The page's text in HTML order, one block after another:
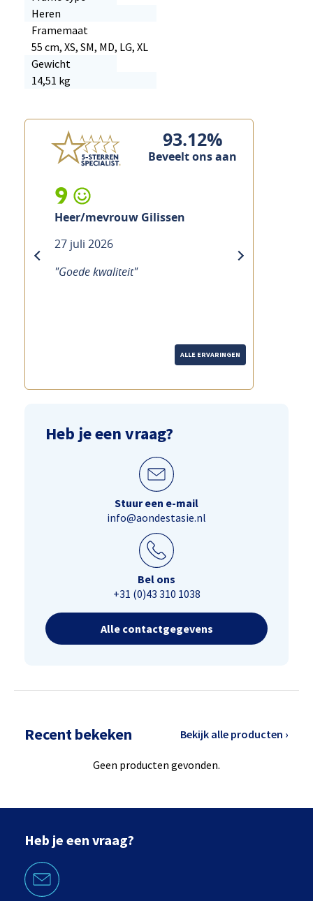
Heren
Framemaat
55 cm, XS, SM, MD, LG, XL
Gewicht
14,51 kg
93.12%
Beveelt ons aan
9
Heer/mevrouw Gilissen
27 juli 2026
"Goede kwaliteit"
next
ALLE ERVARINGEN
Heb je een vraag?
Stuur een e-mail
info@aondestasie.nl
Bel ons
+31 (0)43 310 1038
Alle contactgegevens
Recent bekeken Bekijk alle producten ›
Geen producten gevonden.
Heb je een vraag?